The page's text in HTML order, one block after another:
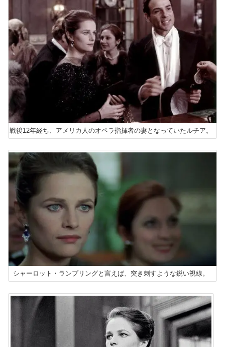
戦後12年経ち、アメリカ人のオペラ指揮者の妻となっていたルチア。
シャーロット・ランプリングと言えば、突き刺すような鋭い視線。